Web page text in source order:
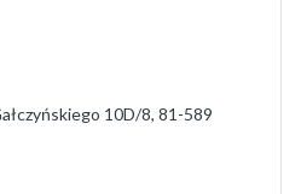
10D/8, 81-589